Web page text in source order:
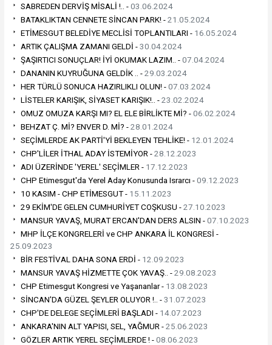
SABREDEN DERVİŞ MİSALİ !.. -03.06.2024
BATAKLIKTAN CENNETE SİNCAN PARK! -21.05.2024
ETİMESGUT BELEDİYE MECLİSİ TOPLANTILARI - 16.05.2024
ARTIK ÇALIŞMA ZAMANI GELDİ -30.04.2024
ŞAŞIRTICI SONUÇLAR! İYİ OKUMAK LAZIM.. -07.04.2024
DANANIN KUYRUĞUNA GELDİK .. -29.03.2024
HER TÜRLÜ SONUCA HAZIRLIKLI OLUN! -07.03.2024
LİSTELER KARIŞIK, SİYASET KARIŞIK!.. -23.02.2024
OMUZ OMUZA KARŞI MI? EL ELE BİRLİKTE Mİ? -06.02.2024
BEHZAT Ç. Mİ? ENVER D. Mİ? -28.01.2024
SEÇİMLERDE AK PARTİ'Yİ BEKLEYEN TEHLİKE! - 12.01.2024
CHP'LİLER İTHAL ADAY İSTEMİYOR -28.12.2023
ADI ÜZERİNDE 'YEREL' SEÇİMLER - 17.12.2023
CHP Etimesgut'da Yerel Aday Konusunda Israrcı -09.12.2023
10 KASIM - CHP ETİMESGUT - 15.11.2023
29 EKİM'DE GELEN CUMHURİYET COŞKUSU -27.10.2023
MANSUR YAVAŞ, MURAT ERCAN'DAN DERS ALSIN -07.10.2023
MHP İLÇE KONGRELERİ ve CHP ANKARA İL KONGRESİ -
25.09.2023
BİR FESTİVAL DAHA SONA ERDİ - 12.09.2023
MANSUR YAVAŞ HİZMETTE ÇOK YAVAŞ.. -29.08.2023
CHP Etimesgut Kongresi ve Yaşananlar - 13.08.2023
SİNCAN'DA GÜZEL ŞEYLER OLUYOR !.. -31.07.2023
CHP'DE DELEGE SEÇİMLERİ BAŞLADI - 14.07.2023
ANKARA'NIN ALT YAPISI, SEL, YAĞMUR -25.06.2023
GÖZLER ARTIK YEREL SEÇİMLERDE ! -08.06.2023